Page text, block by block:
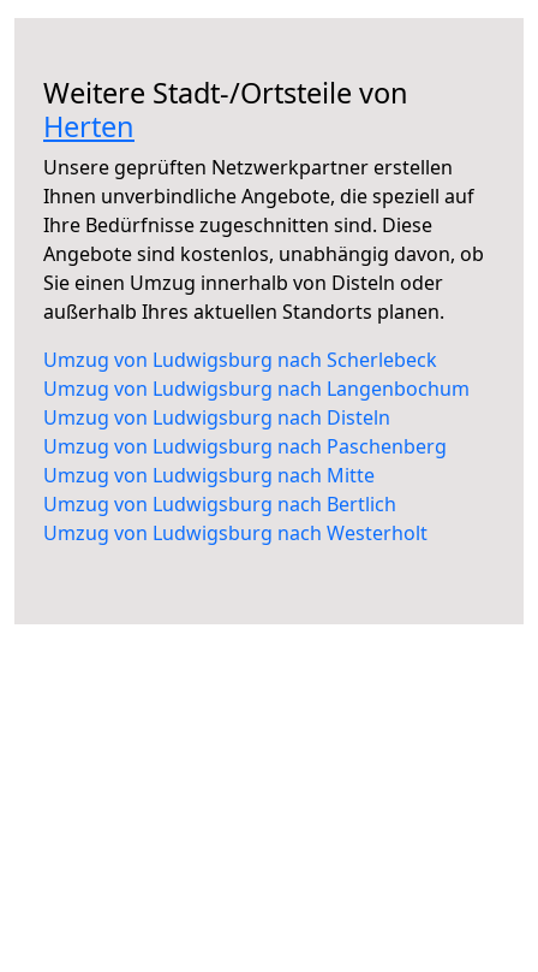
Weitere Stadt-/Ortsteile von
Herten
Unsere geprüften Netzwerkpartner erstellen
Ihnen unverbindliche Angebote, die speziell auf
Ihre Bedürfnisse zugeschnitten sind. Diese
Angebote sind kostenlos, unabhängig davon, ob
Sie einen Umzug innerhalb von Disteln oder
außerhalb Ihres aktuellen Standorts planen.
Umzug von Ludwigsburg nach Scherlebeck
Umzug von Ludwigsburg nach Langenbochum
Umzug von Ludwigsburg nach Disteln
Umzug von Ludwigsburg nach Paschenberg
Umzug von Ludwigsburg nach Mitte
Umzug von Ludwigsburg nach Bertlich
Umzug von Ludwigsburg nach Westerholt